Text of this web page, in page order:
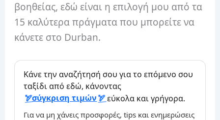
βοηθείας, εδώ είναι η επιλογή μου από τα
15 καλύτερα πράγματα που μπορείτε να
κάνετε στο Durban.
Κάνε την αναζήτησή σου για το επόμενο σου
ταξίδι από εδώ, κάνοντας
σύγκριση τιμών
εύκολα και γρήγορα.
Για να μη χάνεις προσφορές, tips και ενημερώσεις